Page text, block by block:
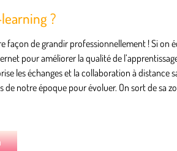
?
façon de grandir professionnellement ! Si on
pour améliorer la qualité de
les échanges et la collaboration à
de notre époque pour évoluer. On sort de sa